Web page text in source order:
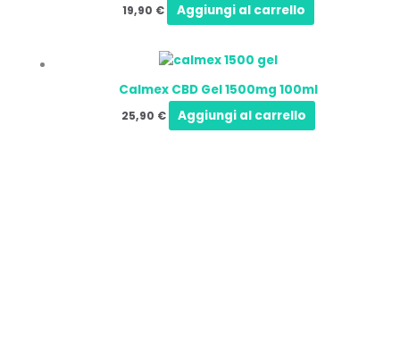
19,90 € Aggiungi al carrello
Calmex CBD Gel 1500mg 100ml
25,90 € Aggiungi al carrello